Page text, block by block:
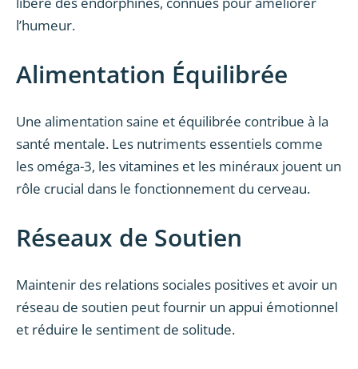
l’humeur.
Alimentation Équilibrée
Une alimentation saine et équilibrée contribue à la
santé mentale. Les nutriments essentiels comme
les oméga-3, les vitamines et les minéraux jouent un
rôle crucial dans le fonctionnement du cerveau.
Réseaux de Soutien
Maintenir des relations sociales positives et avoir un
réseau de soutien peut fournir un appui émotionnel
et réduire le sentiment de solitude.